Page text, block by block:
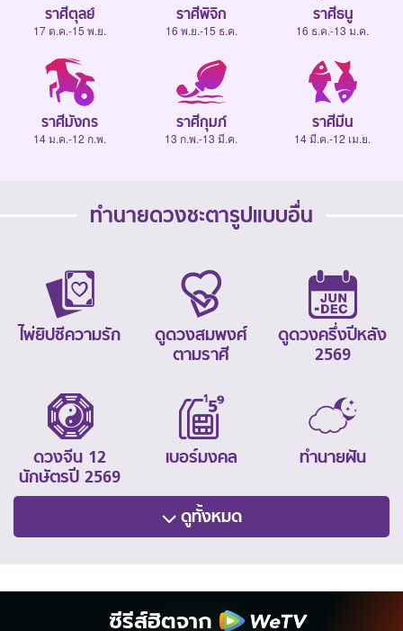
ราศีตุลย์
17 ต.ค.-15 พ.ย.
ราศีพิจิก
16 พ.ย.-15 ธ.ค.
ราศีธนู
16 ธ.ค.-13 ม.ค.
ราศีมังกร
14 ม.ค.-12 ก.พ.
ราศีกุมภ์
13 ก.พ.-13 มี.ค.
ราศีมีน
14 มี.ค.-12 เม.ย.
ทำนายดวงชะตารูปแบบอื่น
ไพ่ยิปซีความรัก
ดูดวงสมพงศ์
ตามราศี
ดูดวงครึ่งปีหลัง
2569
ดวงจีน 12
นักษัตรปี 2569
เบอร์มงคล ทำนายฝัน
ดูทั้งหมด
ซีรีส์ฮิตจาก